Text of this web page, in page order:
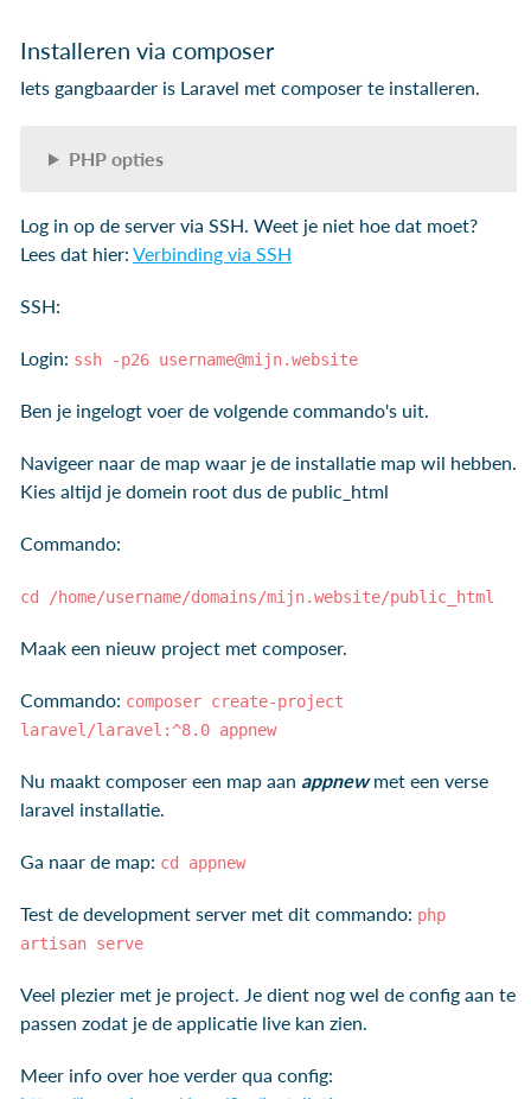
Installeren via composer
Iets gangbaarder is Laravel met composer te installeren.
PHP opties
Log in op de server via SSH. Weet je niet hoe dat moet?
Lees dat hier: Verbinding via SSH
SSH:
Login: ssh -p26 username@mijn.website
Ben je ingelogt voer de volgende commando's uit.
Navigeer naar de map waar je de installatie map wil hebben.
Kies altijd je domein root dus de public_html
Commando:
cd /home/username/domains/mijn.website/public_html
Maak een nieuw project met composer.
Commando: composer create-project
laravel/laravel:^8.0 appnew
Nu maakt composer een map aan appnewmet een verse
laravel installatie.
Ga naar de map: cd appnew
Test de development server met dit commando: php
artisan serve
Veel plezier met je project. Je dient nog wel de config aan te
passen zodat je de applicatie live kan zien.
Meer info over hoe verder qua config: